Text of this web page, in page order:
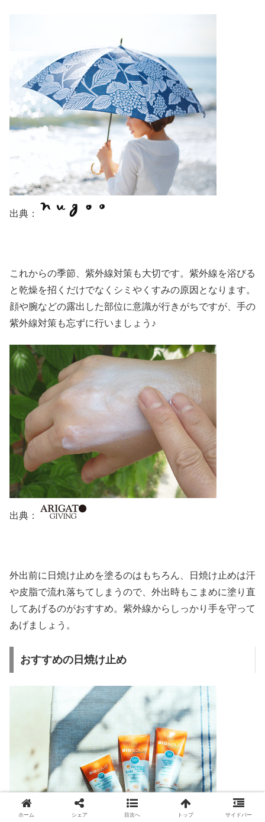
出典：
これからの季節、紫外線対策も大切です。紫外線を浴びる
と乾燥を招くだけでなくシミやくすみの原因となります。
顔や腕などの露出した部位に意識が行きがちですが、手の
紫外線対策も忘ずに行いましょう♪
出典：
外出前に日焼け止めを塗るのはもちろん、日焼け止めは汗
や皮脂で流れ落ちてしまうので、外出時もこまめに塗り直
してあげるのがおすすめ。紫外線からしっかり手を守って
あげましょう。
おすすめの日焼け止め
ホーム シェア 目次へ トップ サイドバー